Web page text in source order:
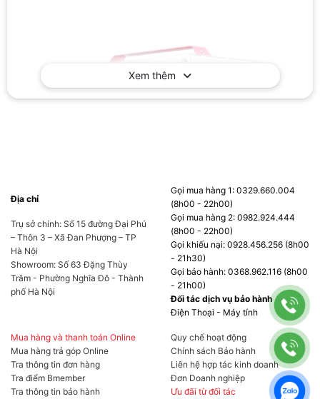
Thiết kế nhỏ gọn, sang trọng
Vỏ Case Jonsbo Z20 sử dụng những vật liệu
cao cấp nhất để đảm bảo cả độ cứng cáp bền
bỉ lẫn ngoại hình sang trọng đẳng cấp. Khung
Xem thêm
Địa chỉ
Trụ sở chính: Số 15 đường Đại Phú
– Thôn 3 – Xã Đan Phượng – TP
Hà Nội
Showroom: Số 63 Đặng Thùy
Trâm - Phường Nghĩa Đô - Thành
phố Hà Nội
Gọi mua hàng 1: 0329.660.004
(8h00 - 22h00)
Gọi mua hàng 2: 0982.924.444
(8h00 - 22h00)
Gọi khiếu nại: 0928.456.256 (8h00
- 21h30)
Gọi bảo hành: 0368.962.116 (8h00
- 21h00)
Đối tác dịch vụ bảo hành
Điện Thoại - Máy tính
Mua hàng và thanh toán Online
Mua hàng trả góp Online
Tra thông tin đơn hàng
Tra điểm Bmember
Tra thông tin bảo hành
Quy chế hoạt động
Chính sách Bảo hành
Liên hệ hợp tác kinh doanh
Đơn Doanh nghiệp
Ưu đãi từ đối tác